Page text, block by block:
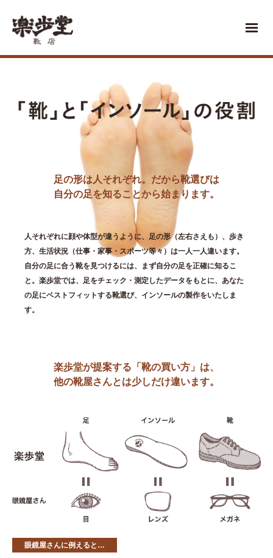
足の形は人それぞれ。だから靴選びは
自分の足を知ることから始まります。
人それぞれに顔や体型が違うように、足の形（左右さえも）、歩き
方、生活状況（仕事・家事・スポーツ等々）は一人一人違います。
自分の足に合う靴を見つけるには、まず自分の足を正確に知るこ
と。楽歩堂では、足をチェック・測定したデータをもとに、あなた
の足にベストフィットする靴選び、インソールの製作をいたしま
す。
楽歩堂が提案する「靴の買い方」は、
他の靴屋さんとは少しだけ違います。
眼鏡屋さんに例えると…